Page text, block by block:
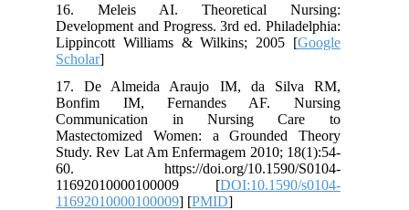
16. Meleis AI. Theoretical Nursing:
Development and Progress. 3rd ed. Philadelphia:
Lippincott Williams & Wilkins; 2005 [Google
Scholar
17. De Almeida Araujo IM, da Silva RM,
Bonfim IM, Fernandes AF. Nursing
Communication in Nursing Care to
Mastectomized Women: a Grounded Theory
Study. Rev Lat Am Enfermagem 2010; 18(1):54-
60. https://doi.org/10.1590/S0104-
11692010000100009 [DOI:10.1590/s0104-
11692010000100009] [PMID